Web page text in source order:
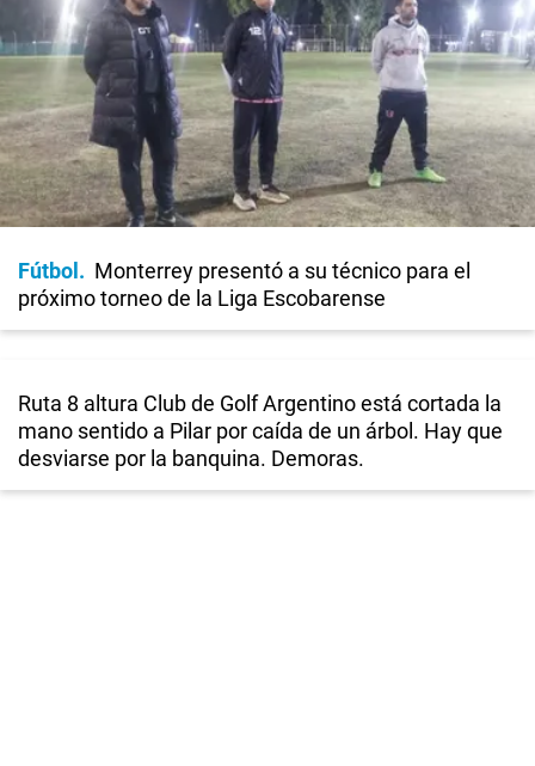
Fútbol
Monterrey presentó a su técnico para el
próximo torneo de la Liga Escobarense
Ruta 8 altura Club de Golf Argentino está cortada la
mano sentido a Pilar por caída de un árbol. Hay que
desviarse por la banquina. Demoras.